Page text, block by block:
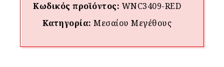
Κωδικός προϊόντος: WNC3409-RED
Κατηγορία:Μεσαίου Mεγέθους